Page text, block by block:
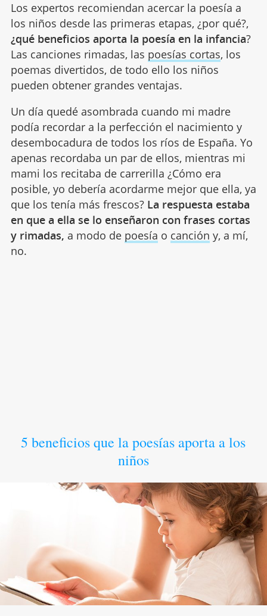
Los expertos recomiendan acercar la poesía a
los niños desde las primeras etapas, ¿por qué?,
¿qué beneficios aporta la poesía en la infancia?
Las canciones rimadas, las poesías cortas, los
poemas divertidos, de todo ello los niños
pueden obtener grandes ventajas.
Un día quedé asombrada cuando mi madre
podía recordar a la perfección el nacimiento y
desembocadura de todos los ríos de España. Yo
apenas recordaba un par de ellos, mientras mi
mami los recitaba de carrerilla ¿Cómo era
posible, yo debería acordarme mejor que ella, ya
que los tenía más frescos? La respuesta estaba
en que a ella se lo enseñaron con frases cortas
y rimadas, a modo de poesía o canción y, a mí,
no.
5 beneficios que la poesías aporta a los
niños